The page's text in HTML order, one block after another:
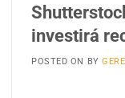
investirá
POSTED ON BY